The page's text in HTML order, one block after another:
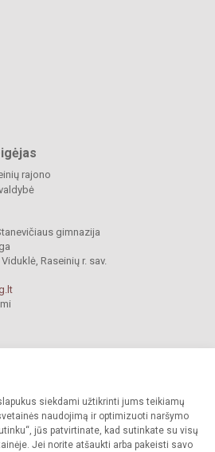
siekdami užtikrinti jums teikiamų
naudojimą ir optimizuoti naršymo
jūs patvirtinate, kad sutinkate su visų
Jei norite atšaukti arba pakeisti savo
rajono
gimnazija
Raseinių r. sav.
saugomos.
gimnazijos sutikimo griežtai draudžiama.
paraiška Slapukų valdymas